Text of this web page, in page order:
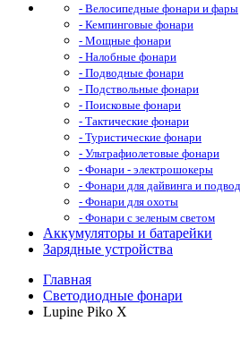
- Велосипедные фонари и фары
- Кемпинговые фонари
- Мощные фонари
- Налобные фонари
- Подводные фонари
- Подствольные фонари
- Поисковые фонари
- Тактические фонари
- Туристические фонари
- Ультрафиолетовые фонари
- Фонари - электрошокеры
- Фонари для дайвинга и
- Фонари для охоты
- Фонари с зеленым светом
Аккумуляторы и батарейки
Зарядные устройства
Главная
Светодиодные фонари
Lupine Piko X